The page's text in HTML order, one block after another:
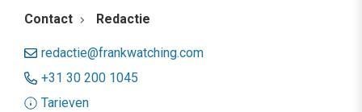
Contact Redactie
redactie@frankwatching.com
+31 30 200 1045
Tarieven